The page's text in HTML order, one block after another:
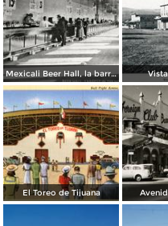
Mexicali Beer Hall, la barra más grande del mundo
El Toreo de Tijuana